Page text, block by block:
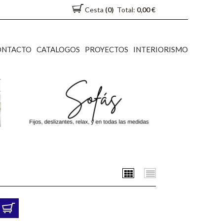
CATALOGOS PROYECTOS INTERIORISMO
Cesta (0) Total: 0,00 €
Lista
Cuadrícula